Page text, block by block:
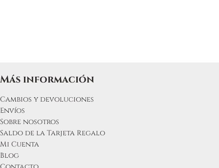
Más información
Cambios y devoluciones
Envíos
Sobre nosotros
Saldo de la Tarjeta Regalo
Mi Cuenta
Blog